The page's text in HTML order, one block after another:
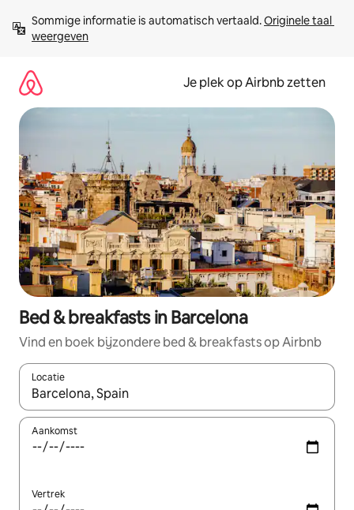
direct
naar
Sommige informatie is automatisch vertaald. Originele taal
weergeven
Je plek op Airbnb zetten
Bed & breakfasts in Barcelona
Vind en boek bijzondere bed & breakfasts op Airbnb
Locatie
Wanneer er resultaten beschikbaar zijn, maak je een keuze
Aankomst
Vertrek